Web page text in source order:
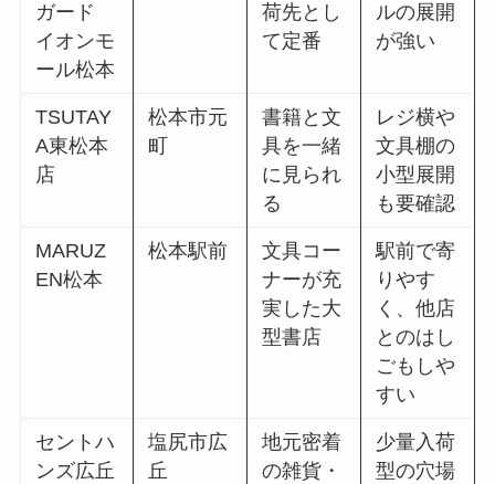
ガード
イオンモ
ール松本
荷先とし
て定番
ルの展開
が強い
TSUTAY
A東松本
店
松本市元
町
書籍と文
具を一緒
に見られ
る
レジ横や
文具棚の
小型展開
も要確認
MARUZ
EN松本
松本駅前
文具コー
ナーが充
実した大
型書店
駅前で寄
りやす
く、他店
とのはし
ごもしや
すい
セントハ
ンズ広丘
塩尻市広
丘
地元密着
の雑貨・
少量入荷
型の穴場